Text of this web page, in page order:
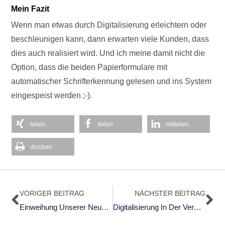
Mein Fazit
Wenn man etwas durch Digitalisierung erleichtern oder
beschleunigen kann, dann erwarten viele Kunden, dass
dies auch realisiert wird. Und ich meine damit nicht die
Option, dass die beiden Papierformulare mit
automatischer Schrifterkennung gelesen und ins System
eingespeist werden ;-).
teilen teilen mitteilen
drucken
Zurück
VORIGER BEITRAG
Einweihung Unserer Neuen Büroräume
NÄCHSTER BEITRAG
Digitalisierung In Der Verwaltung Statt Fleißarbeiten – Teil 2